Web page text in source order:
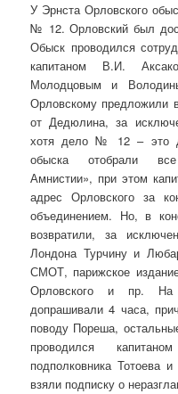
У Эрнста Орловского
№ 12. Орловский был
Обыск проводился
капитаном В.И.
Молодцовым и
Орловскому предложили
от Дедюлина, за
хотя дело № 12 – это
обыска отобрали
Амнистии», при этом
адрес Орловского за
объединением. Но, в
возвратили, за
Лондона Турчину и
СМОТ, парижское
Орловского и пр. На
допрашивали 4 часа,
поводу Пореша,
проводился
подполковника Тотоева
взяли подписку о